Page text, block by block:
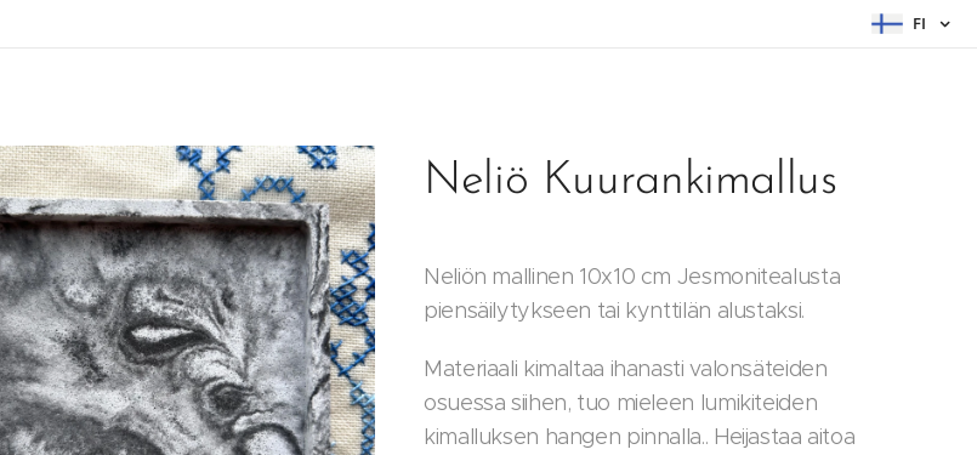
FI
Neliö Kuurankimallus
Neliön mallinen 10x10 cm Jesmonitealusta
piensäilytykseen tai kynttilän alustaksi.
Materiaali kimaltaa ihanasti valonsäteiden
osuessa siihen, tuo mieleen lumikiteiden
kimalluksen hangen pinnalla.. Heijastaa aitoa